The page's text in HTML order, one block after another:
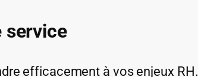
service
efficacement à vos enjeux RH.